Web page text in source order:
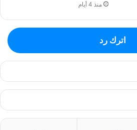
منذ 4 أيام
اترك رد